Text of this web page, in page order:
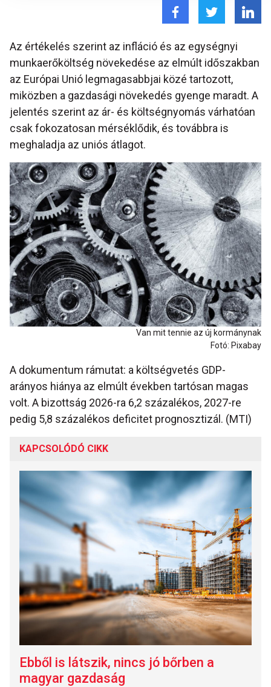
Az értékelés szerint az infláció és az egységnyi
munkaerőköltség növekedése az elmúlt időszakban
az Európai Unió legmagasabbjai közé tartozott,
miközben a gazdasági növekedés gyenge maradt. A
jelentés szerint az ár- és költségnyomás várhatóan
csak fokozatosan mérséklődik, és továbbra is
meghaladja az uniós átlagot.
Van mit tennie az új kormánynak
Fotó: Pixabay
A dokumentum rámutat: a költségvetés GDP-
arányos hiánya az elmúlt években tartósan magas
volt. A bizottság 2026-ra 6,2 százalékos, 2027-re
pedig 5,8 százalékos deficitet prognosztizál. (MTI)
KAPCSOLÓDÓ CIKK
Ebből is látszik, nincs jó bőrben a
magyar gazdaság